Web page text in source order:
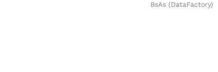
BsAs (DataFactory)